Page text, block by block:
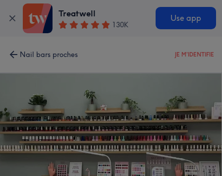
Treatwell
130K
Use app
Nail bars proches JE M'IDENTIFIE